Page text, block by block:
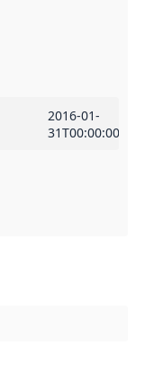
2016-01-
31T00:00:00Z
eller